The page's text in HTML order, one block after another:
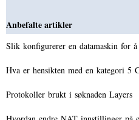
Anbefalte artikler
Slik konfigurerer en datamaskin for
Hva er hensikten med en kategori 5
Protokoller brukt i søknaden Layers